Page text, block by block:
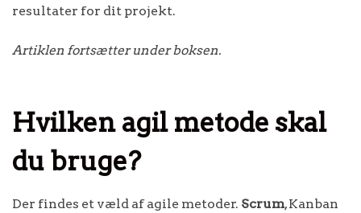
resultater for dit projekt.
Artiklen fortsætter under boksen.
Hvilken agil metode skal
du bruge?
Der findes et væld af agile metoder. Scrum, Kanban